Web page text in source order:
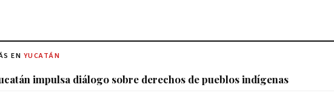
EN YUCATÁN
impulsa diálogo sobre derechos de pueblos indígenas